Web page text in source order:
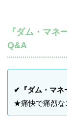
『ダム・マネ
Q&A
✔『ダム・マネ
★痛快で痛烈な